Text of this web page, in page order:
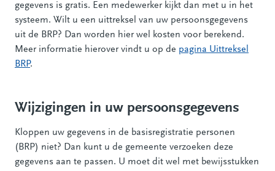
gegevens is gratis. Een medewerker kijkt dan met u in het
systeem. Wilt u een uittreksel van uw persoonsgegevens
uit de BRP? Dan worden hier wel kosten voor berekend.
Meer informatie hierover vindt u op de pagina Uittreksel
BRP.
Wijzigingen in uw persoonsgegevens
Kloppen uw gegevens in de basisregistratie personen
(BRP) niet? Dan kunt u de gemeente verzoeken deze
gegevens aan te passen. U moet dit wel met bewijsstukken